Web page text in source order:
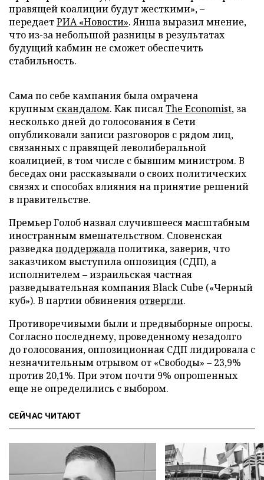
правящей коалиции будут жесткими», –
передаетРИА «Новости». Янша выразил мнение,
что из-за небольшой разницы в результатах
будущий кабмин не сможет обеспечить
стабильность.
Сама по себе кампания была омрачена
крупным скандалом. Как писалThe Economist, за
несколько дней до голосования в Сети
опубликовали записи разговоров с рядом лиц,
связанных с правящей леволиберальной
коалицией, в том числе с бывшим министром. В
беседах они рассказывали о своих политических
связях и способах влияния на принятие решений
в правительстве.
Премьер Голоб назвал случившееся масштабным
иностранным вмешательством. Словенская
разведкаподдержалаполитика, заверив, что
заказчиком выступила оппозиция (СДП), а
исполнителем – израильская частная
разведывательная компания Black Cube («Черный
куб»). В партии обвинения отвергли.
Противоречивыми были и предвыборные опросы.
Согласно последнему, проведенному незадолго
до голосования, оппозиционная СДП лидировала с
незначительным отрывом от «Свободы» – 23,9%
против 20,1%. При этом почти 9% опрошенных
еще не определились с выбором.
СЕЙЧАС ЧИТАЮТ